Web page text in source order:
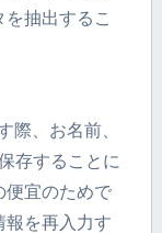
抽出するこ
際、お名前、
存することに
便宜のためで
報を再入力す